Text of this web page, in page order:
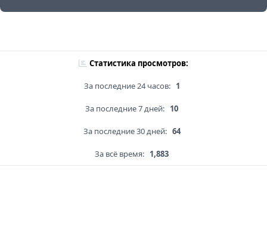
Статистика просмотров:
За последние 24 часов: 1
За последние 7 дней: 10
За последние 30 дней: 64
За всё время: 1,883